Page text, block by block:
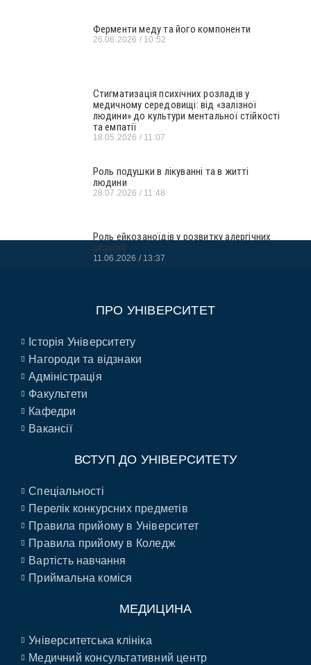
Ферменти меду та його компоненти
26.06.2026 10:52
Стигматизація психічних розладів у
медичному середовищі: від «залізної
людини» до культури ментальної стійкості
та емпатії
18.05.2026 11:07
Роль подушки в лікуванні та в житті
людини
28.07.2026 11:48
Роль ейкозаноїдів у розвитку алергічних
реакцій
11.06.2026 13:37
ПРО УНІВЕРСИТЕТ
Історія Університету
Нагороди та відзнаки
Адміністрація
Факультети
Кафедри
Вакансії
ВСТУП ДО УНІВЕРСИТЕТУ
Спеціальності
Перелік конкурсних предметів
Правила прийому в Університет
Правила прийому в Коледж
Вартість навчання
Приймальна коміся
МЕДИЦИНА
Університетська клініка
Медичний консультативний центр